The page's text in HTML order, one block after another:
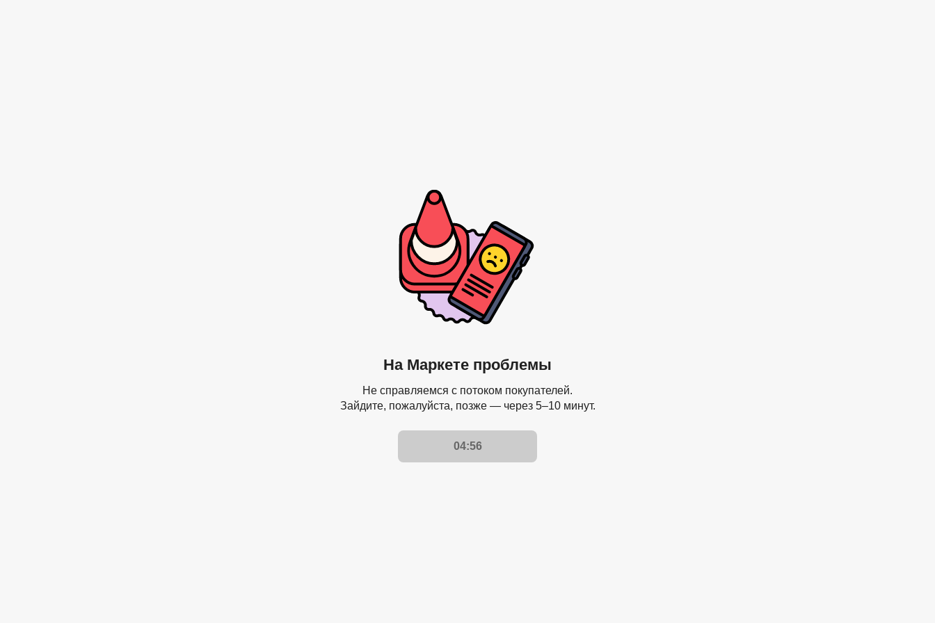
На Маркете проблемы
Не справляемся с потоком покупателей.
Зайдите, пожалуйста, позже — через 5–10 минут.
04:56